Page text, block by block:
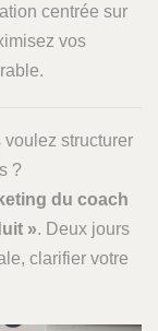
centrée sur
vos
voulez structurer
?
du coach
». Deux jours
clarifier votre